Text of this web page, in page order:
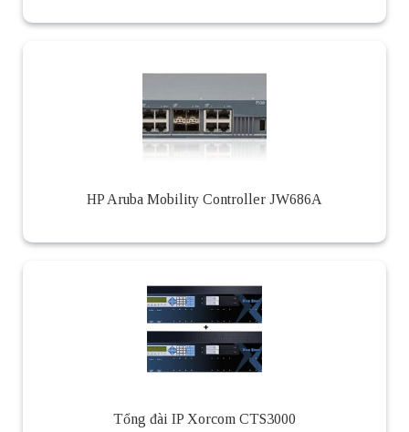
HP Aruba Mobility Controller JW686A
Tổng đài IP Xorcom CTS3000